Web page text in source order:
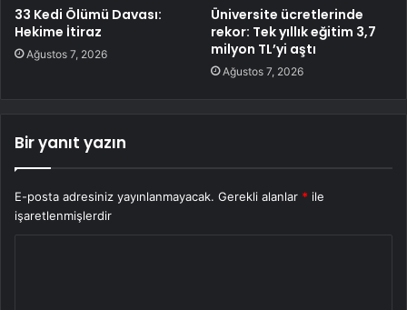
33 Kedi Ölümü Davası:
Hekime İtiraz
Ağustos 7, 2026
Üniversite ücretlerinde
rekor: Tek yıllık eğitim 3,7
milyon TL’yi aştı
Ağustos 7, 2026
Bir yanıt yazın
E-posta adresiniz yayınlanmayacak. Gerekli alanlar * ile
işaretlenmişlerdir